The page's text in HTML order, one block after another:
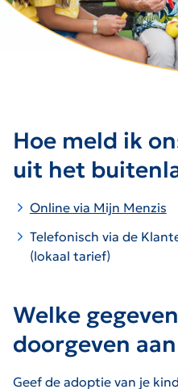
Hoe meld ik
uit het
Online via Mijn Menzis
Telefonisch via de
(lokaal tarief)
Welke
doorgeven
Geef de adoptie van je